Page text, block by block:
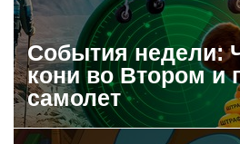
События недели:
кони во Втором и
самолет